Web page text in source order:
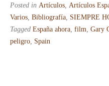
Posted in Artículos, Artículos
Varios, Bibliografía, SIEMPRE
Tagged España ahora, film, Gary
peligro, Spain